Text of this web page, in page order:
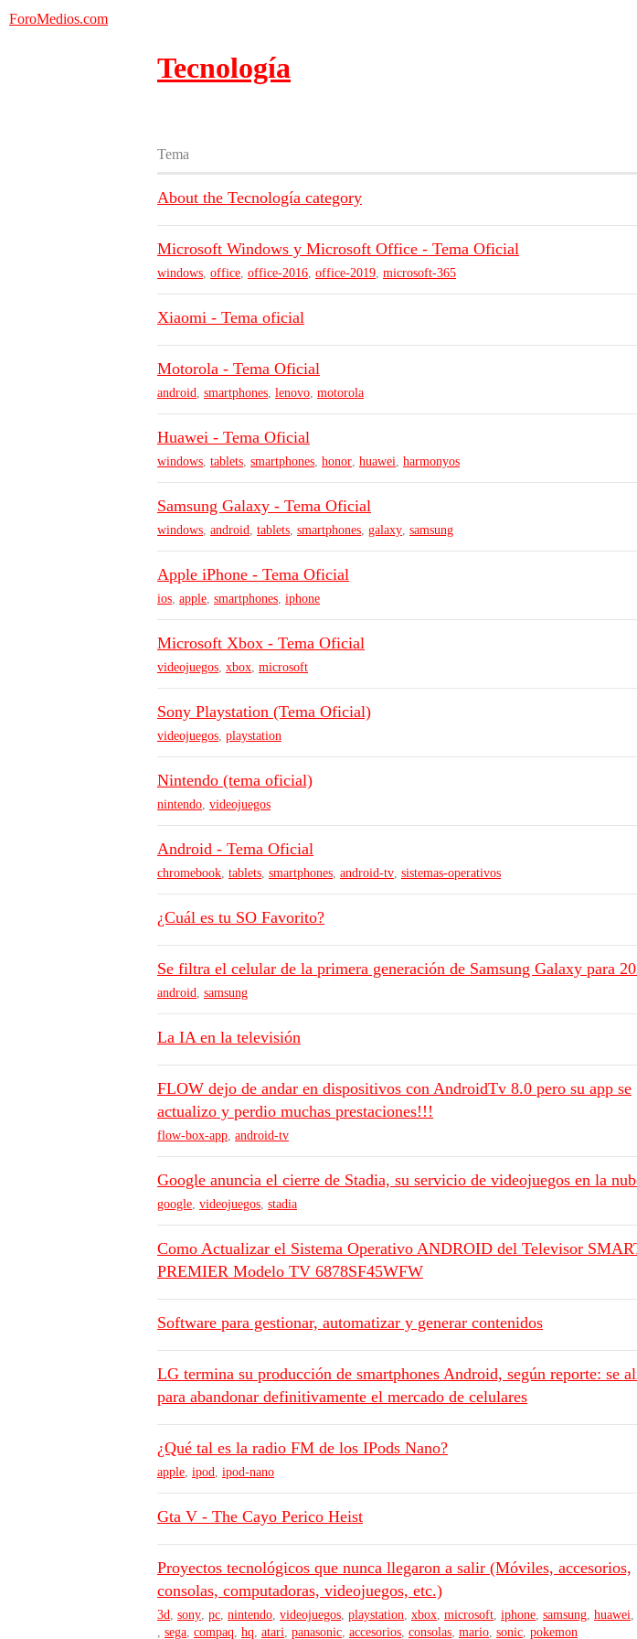
ForoMedios.com
Tecnología
Tema
About the Tecnología category
Microsoft Windows y Microsoft Office - Tema Oficial
windows, office, office-2016, office-2019, microsoft-365
Xiaomi - Tema oficial
Motorola - Tema Oficial
android, smartphones, lenovo, motorola
Huawei - Tema Oficial
windows, tablets, smartphones, honor, huawei, harmonyos
Samsung Galaxy - Tema Oficial
windows, android, tablets, smartphones, galaxy, samsung
Apple iPhone - Tema Oficial
ios, apple, smartphones, iphone
Microsoft Xbox - Tema Oficial
videojuegos, xbox, microsoft
Sony Playstation (Tema Oficial)
videojuegos, playstation
Nintendo (tema oficial)
nintendo, videojuegos
Android - Tema Oficial
chromebook, tablets, smartphones, android-tv, sistemas-operativos
¿Cuál es tu SO Favorito?
Se filtra el celular de la primera generación de Samsung Galaxy para
android, samsung
La IA en la televisión
FLOW dejo de andar en dispositivos con AndroidTv 8.0 pero su app se
actualizo y perdio muchas prestaciones!!!
flow-box-app, android-tv
Google anuncia el cierre de Stadia, su servicio de videojuegos en la
google, videojuegos, stadia
Como Actualizar el Sistema Operativo ANDROID del Televisor
PREMIER Modelo TV 6878SF45WFW
Software para gestionar, automatizar y generar contenidos
LG termina su producción de smartphones Android, según reporte: se
para abandonar definitivamente el mercado de celulares
¿Qué tal es la radio FM de los IPods Nano?
apple, ipod, ipod-nano
Gta V - The Cayo Perico Heist
Proyectos tecnológicos que nunca llegaron a salir (Móviles, accesorios,
consolas, computadoras, videojuegos, etc.)
3d, sony, pc, nintendo, videojuegos, playstation, xbox, microsoft, iphone, samsung, huawei,
, sega, compaq, hq, atari, panasonic, accesorios, consolas, mario, sonic, pokemon